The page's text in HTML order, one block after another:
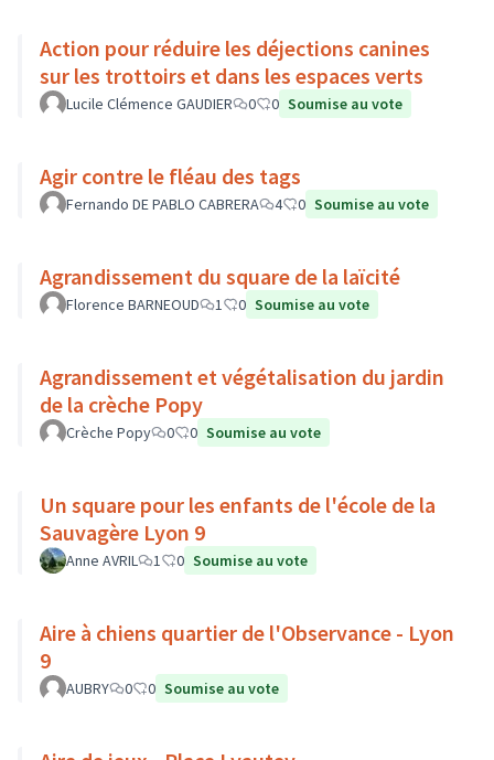
Action pour réduire les déjections canines
sur les trottoirs et dans les espaces verts
Lucile Clémence GAUDIER 0 0 Soumise au vote
Agir contre le fléau des tags
Fernando DE PABLO CABRERA 4 0 Soumise au vote
Agrandissement du square de la laïcité
Florence BARNEOUD 1 0 Soumise au vote
Agrandissement et végétalisation du jardin
de la crèche Popy
Crèche Popy 0 0 Soumise au vote
Un square pour les enfants de l'école de la
Sauvagère Lyon 9
Anne AVRIL 1 0 Soumise au vote
Aire à chiens quartier de l'Observance - Lyon
9
AUBRY 0 0 Soumise au vote